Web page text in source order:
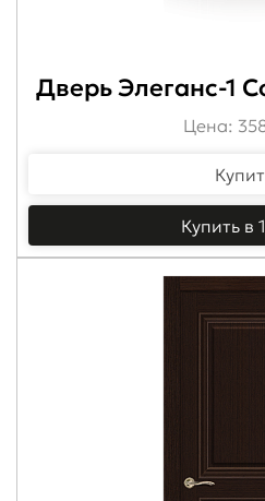
Дверь Элеганс-1
Цена:
Купить в